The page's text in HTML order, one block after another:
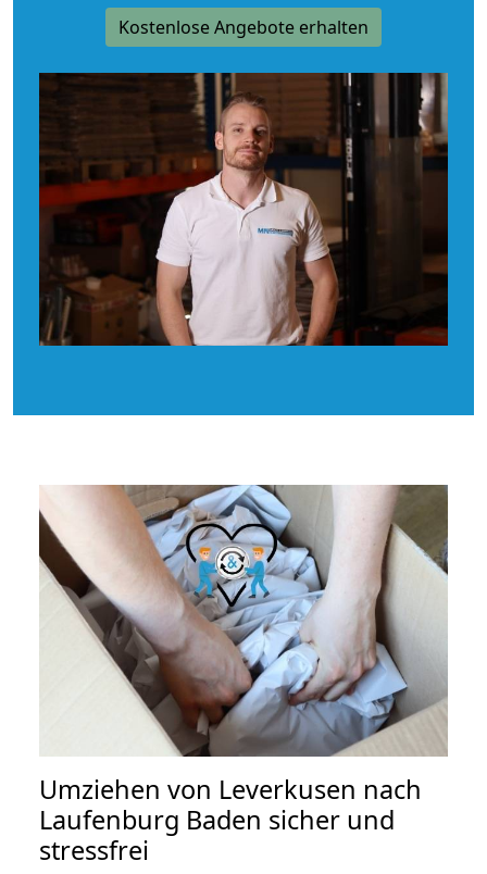
Kostenlose Angebote erhalten
Umziehen von Leverkusen nach
Laufenburg Baden sicher und
stressfrei